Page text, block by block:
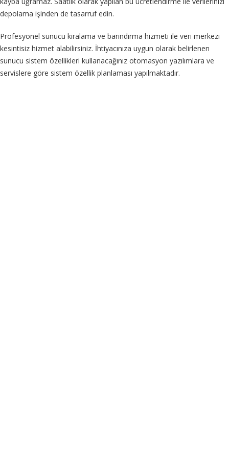
depolama işinden de tasarruf edin.
Profesyonel sunucu kiralama ve barındırma hizmeti ile veri merkezi
kesintisiz hizmet alabilirsiniz. İhtiyacınıza uygun olarak belirlenen
sunucu sistem özellikleri kullanacağınız otomasyon yazılımlara ve
servislere göre sistem özellik planlaması yapılmaktadır.